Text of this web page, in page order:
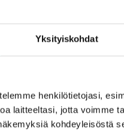
Yksityiskohdat
henkilötietojasi,
laitteeltasi, jotta voimme
kohdeyleisöstä
palkan
erilaiset